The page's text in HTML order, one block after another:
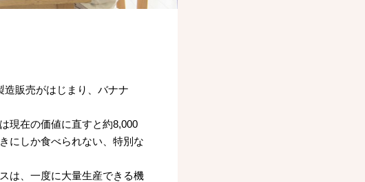
造販売がはじまり、バナナ
現在の価値に直すと約8,000
にしか食べられない、特別な
は、一度に大量生産できる機